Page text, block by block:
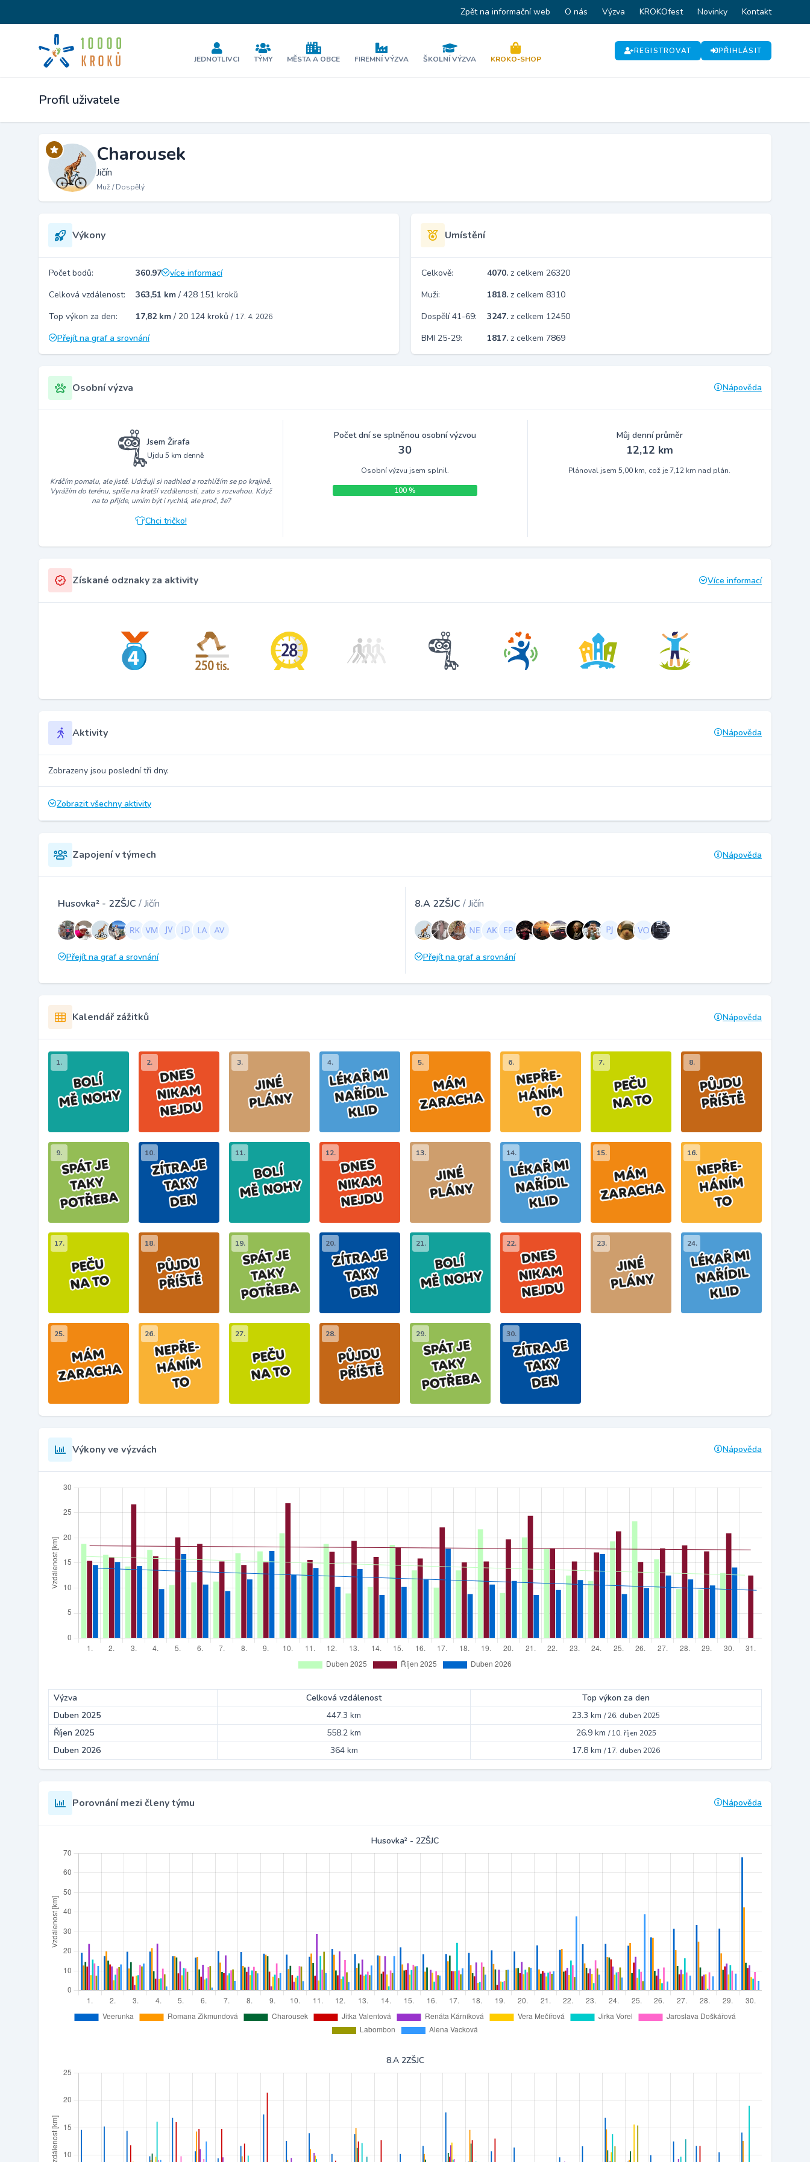
Zpět na informační web O nás Výzva KROKOfest Novinky Kontakt
JEDNOTLIVCI TÝMY MĚSTA A OBCE FIREMNÍ VÝZVA ŠKOLNÍ VÝZVA KROKO-SHOP
REGISTROVAT PŘIHLÁSIT
Profil uživatele
Charousek
Jičín
Muž / Dospělý
Výkony
Počet bodů: 360.97
více informací
Celková vzdálenost:
363,51 km / 428 151 kroků
Top výkon za den:
17,82 km / 20 124 kroků / 17. 4. 2026
Přejít na graf a srovnání
Umístění
Celkově: 4070. z celkem 26320
Muži:
1818. z celkem 8310
Dospělí 41-69:
3247. z celkem 12450
BMI 25-29:
1817. z celkem 7869
Osobní výzva Nápověda
Jsem Žirafa
Ujdu 5 km denně
Kráčím pomalu, ale jistě. Udržuji si nadhled a rozhlížím se po krajině.
Vyrážím do terénu, spíše na kratší vzdálenosti, zato s rozvahou. Když
na to přijde, umím být i rychlá, ale proč, že?
Chci tričko!
Počet dní se splněnou osobní výzvou
30
Osobní výzvu jsem splnil.
100 %
Můj denní průměr
12,12 km
Plánoval jsem 5,00 km, což je 7,12 km nad plán.
Získané odznaky za aktivity Více informací
Aktivity Nápověda
Zobrazeny jsou poslední tři dny.
Zobrazit všechny aktivity
Zapojení v týmech Nápověda
Husovka² - 2ZŠJC / Jičín
Přejít na graf a srovnání
8.A 2ZŠJC / Jičín
Přejít na graf a srovnání
Kalendář zážitků Nápověda
1. 2. 3. 4. 5. 6. 7. 8.
9. 10. 11. 12. 13. 14. 15. 16.
17. 18. 19. 20. 21. 22. 23. 24.
25. 26. 27. 28. 29. 30.
Výkony ve výzvách Nápověda
Výzva Celková vzdálenost
Top výkon za den
Duben 2025
447.3 km 23.3 km /26. duben 2025
Říjen 2025 558.2 km 26.9 km /10. říjen 2025
Duben 2026 364 km 17.8 km /17. duben 2026
Porovnání mezi členy týmu Nápověda
Husovka² - 2ZŠJC
8.A 2ZŠJC